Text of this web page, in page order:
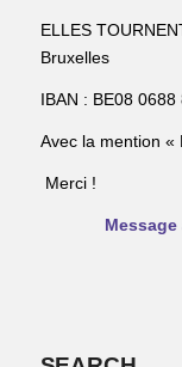
ELLES
Bruxelles
IBAN : BE08 0688
Avec la mention «
Merci !